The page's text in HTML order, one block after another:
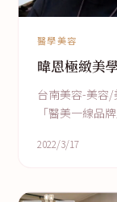
醫學美容
暐恩極緻美
台南美容-美容
「醫美一線品
讓您依
2022/3/17